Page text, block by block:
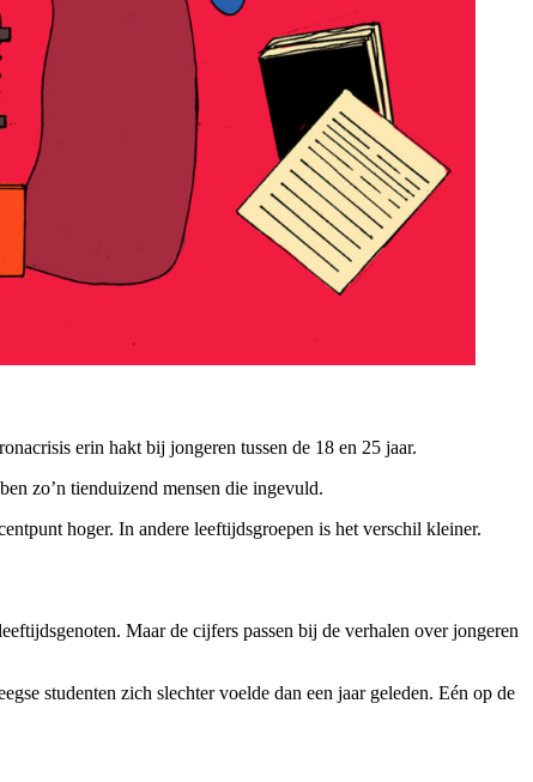
erin hakt bij jongeren tussen de 18 en 25 jaar.
zo’n tienduizend mensen die ingevuld.
hoger. In andere leeftijdsgroepen is het verschil kleiner.
Maar de cijfers passen bij de verhalen over jongeren
studenten zich slechter voelde dan een jaar geleden. Eén op de